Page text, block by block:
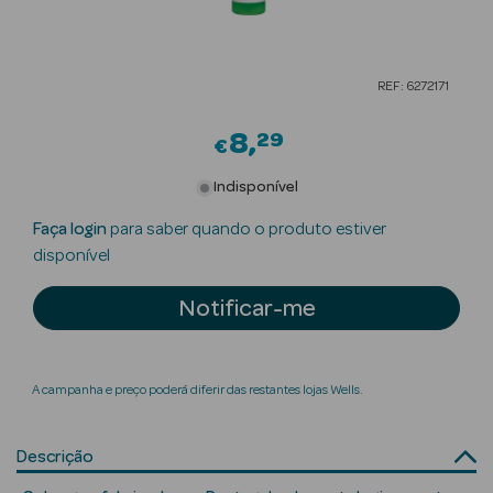
Beauty Season
Maquilhagem
Beauty Season
Beauty Season
Beauty Season
REF: 6272171
€8 29
Indisponível
Faça login para saber quando o produto estiver
disponível
Notificar-me
A campanha e preço poderá diferir das restantes lojas Wells.
Descrição